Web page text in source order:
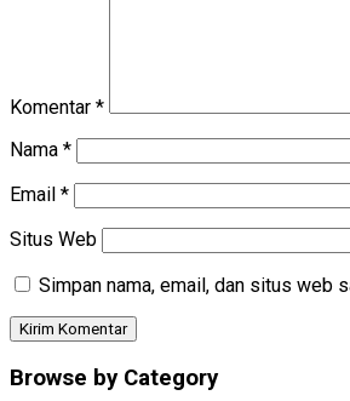
Komentar *
Nama *
Email *
Situs Web
Simpan nama, email, dan situs web
Browse by Category